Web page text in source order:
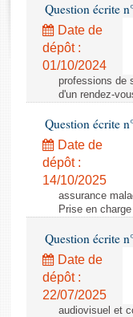
Rapports législatifs
Rapports sur
Baromètre de
Dossiers législatifs
Budget et sécurité
Questions écrites
Comptes rendus
Question écrite
Date de
dépôt :
01/10/2024
professions de
d'un rendez-
Question écrite
Date de
dépôt :
14/10/2025
assurance
Prise en
Question écrite
Date de
dépôt :
22/07/2025
audiovisuel et